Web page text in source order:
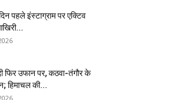
पहले इंस्टाग्राम पर एक्टिव
फिर उफान पर, कठवा-तंगौर के
हिमाचल की...